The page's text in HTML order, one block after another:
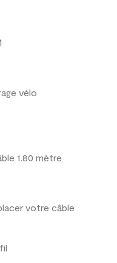
vélo
1.80 mètre
votre câble